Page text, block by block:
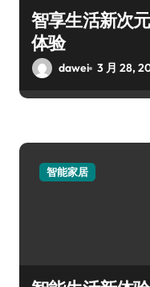
智享生活新次
体验
dawei 3 月 28,
智能家居